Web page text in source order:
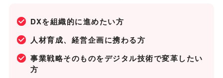
DXを組織的に進めたい方
人材育成、経営企画に携わる方
事業戦略そのものをデジタル技術で変革したい
方